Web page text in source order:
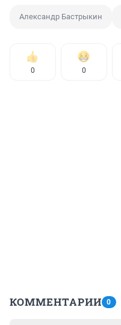
Александр Бастрыкин
0 0
КОММЕНТАРИИ 0